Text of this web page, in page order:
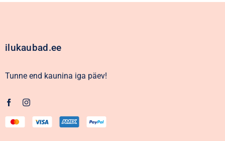
ilukaubad.ee
Tunne end kaunina iga päev!